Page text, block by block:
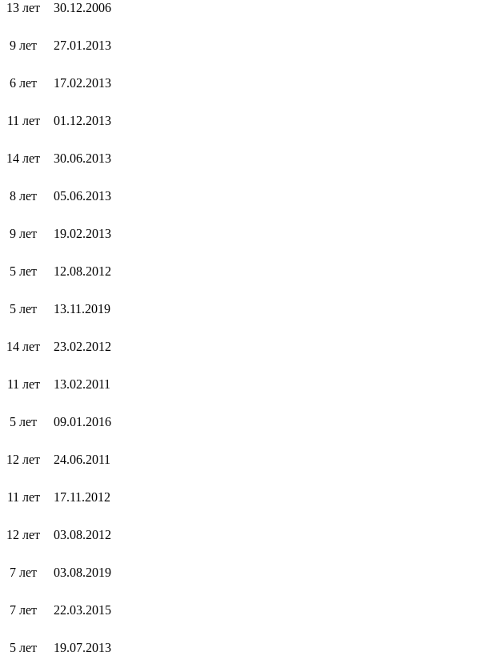
13 лет 30.12.2006
9 лет 27.01.2013
6 лет 17.02.2013
11 лет 01.12.2013
14 лет 30.06.2013
8 лет 05.06.2013
9 лет 19.02.2013
5 лет 12.08.2012
5 лет 13.11.2019
14 лет 23.02.2012
11 лет 13.02.2011
5 лет 09.01.2016
12 лет 24.06.2011
11 лет 17.11.2012
12 лет 03.08.2012
7 лет 03.08.2019
7 лет 22.03.2015
5 лет 19.07.2013